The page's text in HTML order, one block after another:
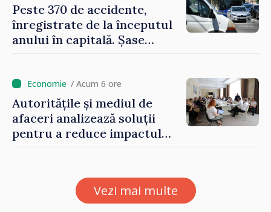
Peste 370 de accidente,
înregistrate de la începutul
anului în capitală. Șase
/ Acum 6 ore
Autoritățile și mediul de
afaceri analizează soluții
pentru a reduce impactul
Vezi mai multe